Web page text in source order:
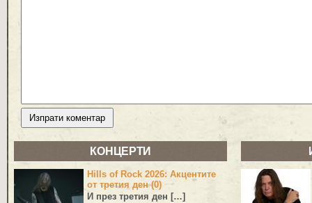
КОНЦЕРТИ
Hills of Rock 2026: Акцентите
от третия ден (0)
И през третия ден […]